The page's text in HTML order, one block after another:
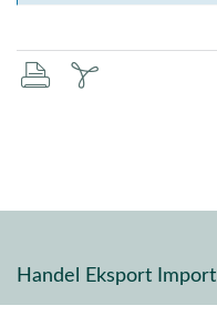
drukujzapisz
Handel Eksport Import